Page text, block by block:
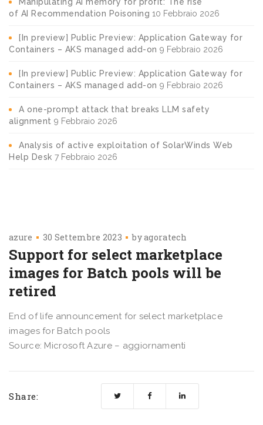
of AI Recommendation Poisoning 10 Febbraio 2026
[In preview] Public Preview: Application Gateway for
Containers – AKS managed add-on 9 Febbraio 2026
[In preview] Public Preview: Application Gateway for
Containers – AKS managed add-on 9 Febbraio 2026
A one-prompt attack that breaks LLM safety
alignment 9 Febbraio 2026
Analysis of active exploitation of SolarWinds Web
Help Desk 7 Febbraio 2026
azure 30 Settembre 2023 byagoratech
Support for select marketplace
images for Batch pools will be
retired
End of life announcement for select marketplace
images for Batch pools
Source: Microsoft Azure – aggiornamenti
Share: